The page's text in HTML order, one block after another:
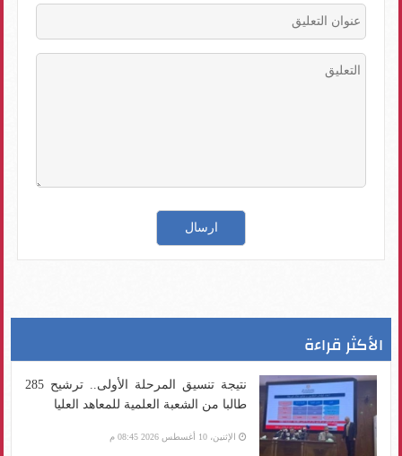
الأكثر قراءة
نتيجة تنسيق المرحلة الأولى.. ترشيح 285
طالبا من الشعبة العلمية للمعاهد العليا
الإثنين، 10 أغسطس 2026 08:45 م